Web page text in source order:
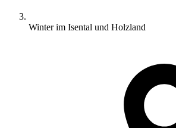
Winter im Isental und Holzland